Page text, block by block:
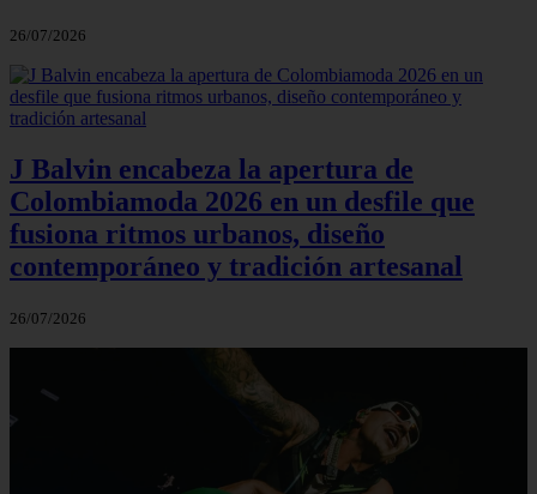
26/07/2026
J Balvin encabeza la apertura de
Colombiamoda 2026 en un desfile que
fusiona ritmos urbanos, diseño
contemporáneo y tradición artesanal
26/07/2026